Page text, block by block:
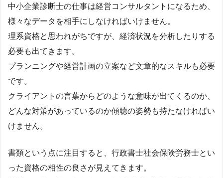
中小企業診断士の仕事は経営コンサルタントになるため、
様々なデータを相手にしなければいけません。
理系資格と思われがちですが、経済状況を分析したりする
必要も出てきます。
プランニングや経営計画の立案など文章的なスキルも必要
です。
クライアントの言葉からどのような意味が出てくるのか、
どんな対策があっているのか傾聴の姿勢も持たなければい
けません。
書類という点に注目すると、行政書士社会保険労務士とい
った資格の相性の良さが見えてきます。